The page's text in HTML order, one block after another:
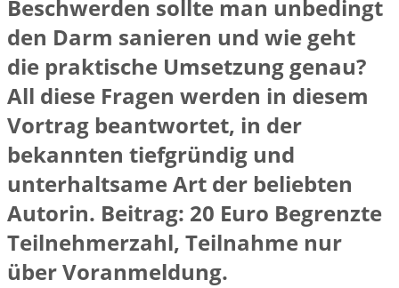
Beschwerden sollte man unbedingt
den Darm sanieren und wie geht
die praktische Umsetzung genau?
All diese Fragen werden in diesem
Vortrag beantwortet, in der
bekannten tiefgründig und
unterhaltsame Art der beliebten
Autorin. Beitrag: 20 Euro Begrenzte
Teilnehmerzahl, Teilnahme nur
über Voranmeldung.